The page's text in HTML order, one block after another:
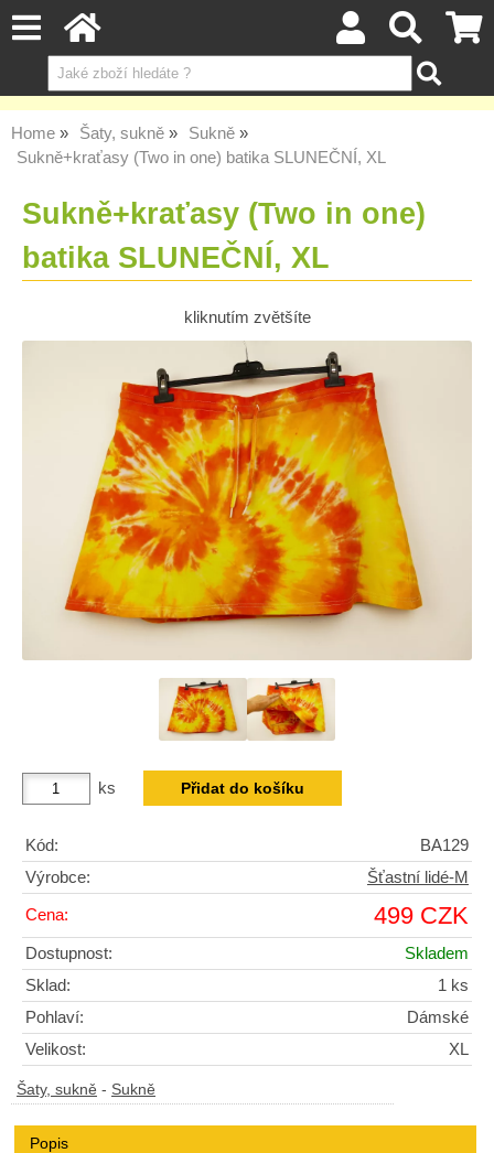
Home Šaty, sukně
Sukně
Sukně+kraťasy (Two in one) batika SLUNEČNÍ, XL
Sukně+kraťasy (Two in one)
batika SLUNEČNÍ, XL
kliknutím zvětšíte
ks
Kód:
BA129
Výrobce:
Šťastní lidé-M
Cena: 499 CZK
Dostupnost:
Skladem
Sklad:
1 ks
Pohlaví:
Dámské
Velikost:
XL
Šaty, sukně - Sukně
Popis